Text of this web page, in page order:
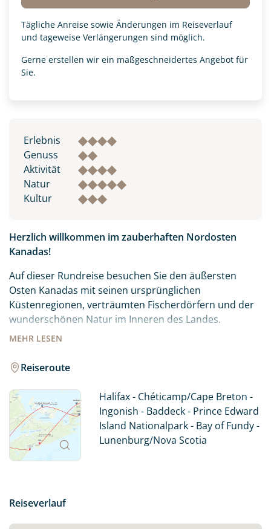
Tägliche Anreise sowie Änderungen im Reiseverlauf
und tageweise Verlängerungen sind möglich.
Gerne erstellen wir ein maßgeschneidertes Angebot für
Sie.
Erlebnis
Genuss
Aktivität
Natur
Kultur
MEHR LESEN
Herzlich willkommen im zauberhaften Nordosten
Kanadas!
Auf dieser Rundreise besuchen Sie den äußersten
Osten Kanadas mit seinen ursprünglichen
Küstenregionen, verträumten Fischerdörfern und der
wunderschönen Natur im Inneren des Landes.
Eher untypisch für den klassischen Kanadaurlaub, aber
Küstenlänge von rund 7.600 Kilometern mit
feinsandigen und kilometerlangen Sandstränden bis
hin zu kleinen Buchten.
Die kleine Insel Prince Edward Island im Golf von St.
Lawrence ist ein atemberaubendes Reiseziel mit einer
sanften Landschaft, keltischem Einfluss und gleichzeitig
als Geburtsort von Kanada bekannt, denn hier wurde
New Brunswick - das klingt doch wie..? Richtig. Nach
Reiseroute
Halifax - Chéticamp/Cape Breton -
Ingonish - Baddeck - Prince Edward
Island Nationalpark - Bay of Fundy -
Lunenburg/Nova Scotia
Reiseverlauf